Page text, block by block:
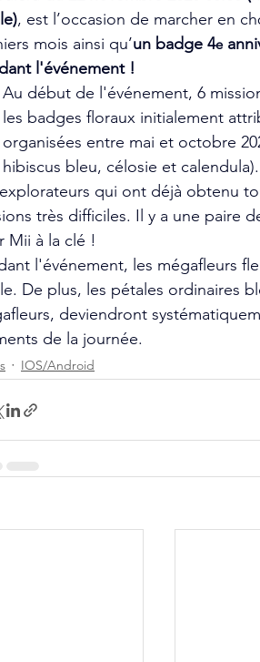
, est l’occasion de marcher en
mois ainsi qu’un badge 4e
l'événement !
Au début de l'événement, 6
les badges floraux initialement
organisées entre mai et octobre
hibiscus bleu, célosie et calendula).
qui ont déjà obtenu
très difficiles. Il y a une paire
Mii à la clé !
l'événement, les mégafleurs
De plus, les pétales ordinaires
deviendront
de la journée.
IOS/Android